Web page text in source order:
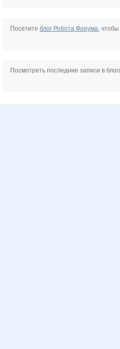
Посетите блог Робота Форума, чтобы
Посмотреть последние записи в